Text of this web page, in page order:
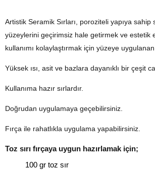
Artistik Seramik Sırları, poroziteli yapıya
yüzeylerini geçirimsiz hale getirmek ve estetik
kullanımı kolaylaştırmak için yüzeye uygulanan
Yüksek ısı, asit ve bazlara dayanıklı bir çeşit
Kullanıma hazır sırlardır.
Doğrudan uygulamaya geçebilirsiniz.
Fırça ile rahatlıkla uygulama yapabilirsiniz.
Toz sırı fırçaya uygun hazırlamak için;
100 gr toz sır